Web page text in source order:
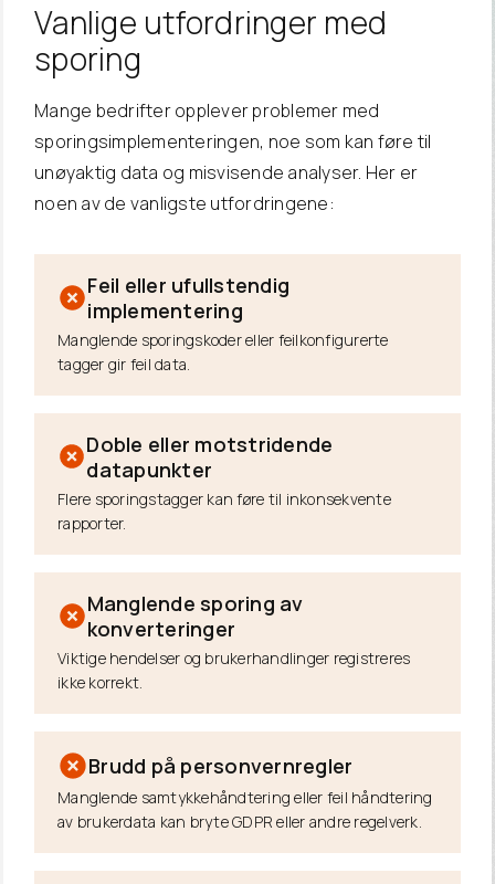
Vanlige utfordringer med
sporing
Mange bedrifter opplever problemer med
sporingsimplementeringen, noe som kan føre til
unøyaktig data og misvisende analyser. Her er
noen av de vanligste utfordringene:
Feil eller ufullstendig
implementering
Manglende sporingskoder eller feilkonfigurerte
tagger gir feil data.
Doble eller motstridende
datapunkter
Flere sporingstagger kan føre til inkonsekvente
rapporter.
Manglende sporing av
konverteringer
Viktige hendelser og brukerhandlinger registreres
ikke korrekt.
Brudd på personvernregler
Manglende samtykkehåndtering eller feil håndtering
av brukerdata kan bryte GDPR eller andre regelverk.